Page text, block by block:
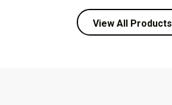
View All Products